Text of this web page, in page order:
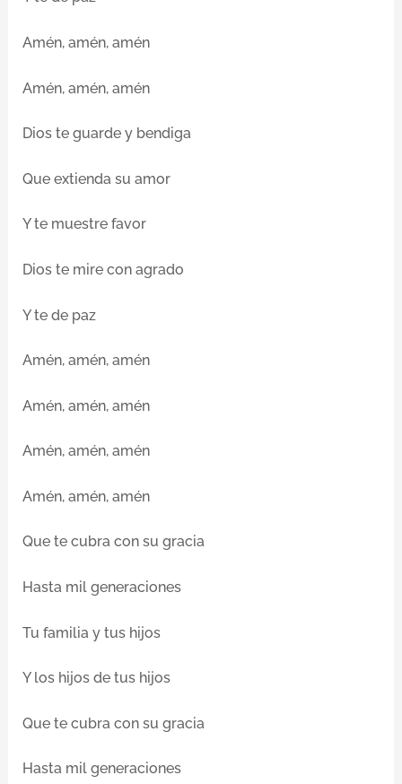
Amén, amén, amén
Amén, amén, amén
Dios te guarde y bendiga
Que extienda su amor
Y te muestre favor
Dios te mire con agrado
Y te de paz
Amén, amén, amén
Amén, amén, amén
Amén, amén, amén
Amén, amén, amén
Que te cubra con su gracia
Hasta mil generaciones
Tu familia y tus hijos
Y los hijos de tus hijos
Que te cubra con su gracia
Hasta mil generaciones